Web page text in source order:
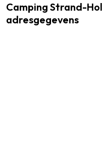
Camping Strand-
adresgegevens